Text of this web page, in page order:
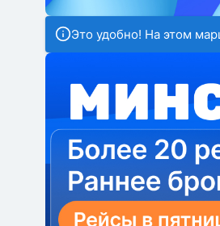
Это удобно! На этом